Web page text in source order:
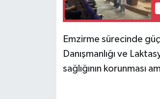
Emzirme sürecinde
Danışmanlığı ve
sağlığının korunması